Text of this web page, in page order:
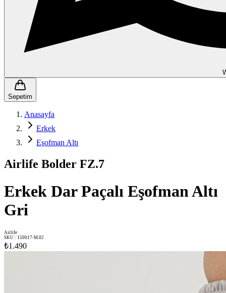
Sepetim
Anasayfa
Erkek
Eşofman Altı
Airlife Bolder FZ.7
Erkek Dar Paçalı Eşofman Altı
Gri
Airlife
SKU : 150017-M.02
₺1.490